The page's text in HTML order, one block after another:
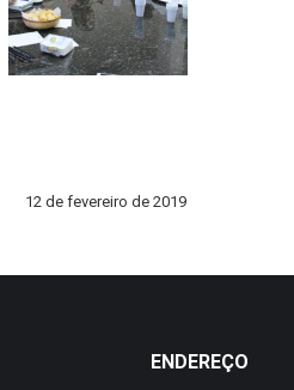
12 de fevereiro de 2019
ENDEREÇO